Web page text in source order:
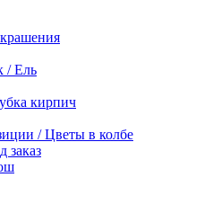
/ Ель
кирпич
/ Цветы в колбе
заказ